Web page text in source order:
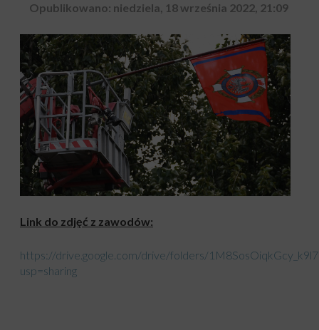
Opublikowano: niedziela, 18 września 2022, 21:09
Link do zdjęć z zawodów:
https://drive.google.com/drive/folders/
usp=sharing